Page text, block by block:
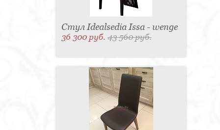
Стул Idealsedia Issa - wenge
36 300 руб.43 560 руб.